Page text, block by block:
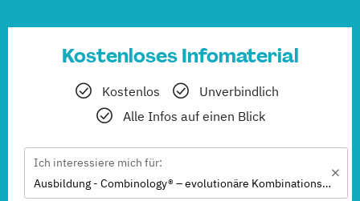
Kostenloses Infomaterial
Kostenlos
Unverbindlich
Alle Infos auf einen Blick
Ich interessiere mich für:
Ausbildung - Combinology® – evolutionäre Kombinationstherapie